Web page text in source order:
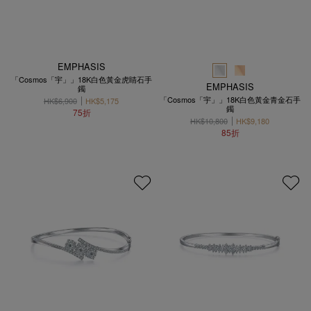
EMPHASIS
「Cosmos「宇」」18K白色黃金虎睛石手
鐲
HK$6,900
HK$5,175
75折
EMPHASIS
「Cosmos「宇」」18K白色黃金青金石手
鐲
HK$10,800
HK$9,180
85折